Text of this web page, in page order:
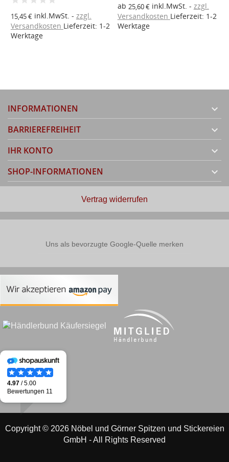
15,45 €inkl.MwSt.
zzgl.
Versandkosten Lieferzeit: 1-2
Werktage
ab 25,60 €inkl.MwSt.
zzgl.
Versandkosten Lieferzeit: 1-2
Werktage
INFORMATIONEN 
BARRIEREFREIHEIT 
IHR KONTO 
SHOP-INFORMATIONEN 
Vertrag widerrufen
Uns als bevorzugte Google-Quelle merken
Copyright © 2026 Nöbel und Görner Spitzen und Stickereien
GmbH - All Rights Reserved